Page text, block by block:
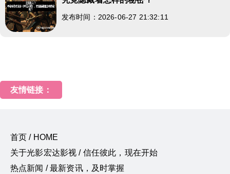
发布时间：2026-06-27 21:32:11
友情链接：
首页 / HOME
关于光影宏达影视 / 信任彼此，现在开始
热点新闻 / 最新资讯，及时掌握